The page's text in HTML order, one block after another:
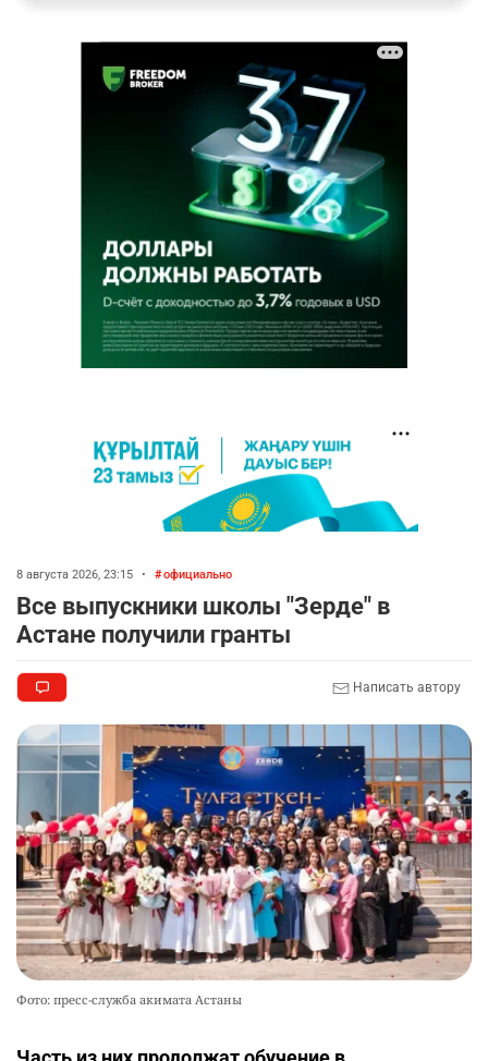
8 августа 2026, 23:15 • официально
Все выпускники школы "Зерде" в
Астане получили гранты
Написать автору
Фото: пресс-служба акимата Астаны